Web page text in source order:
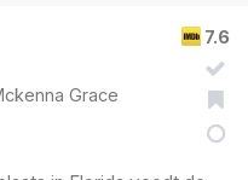
7.6
Grace